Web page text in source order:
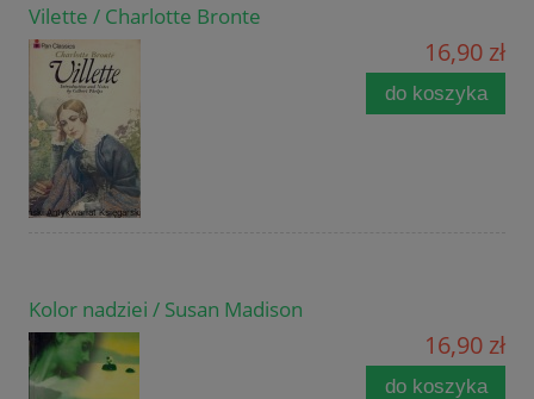
Vilette / Charlotte Bronte
16,90 zł
do koszyka
Kolor nadziei / Susan Madison
16,90 zł
do koszyka